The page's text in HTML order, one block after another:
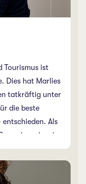
Tourismus ist
Dies hat Marlies
tatkräftig unter
die beste
Als
weiss sie
Bescheid
Berner